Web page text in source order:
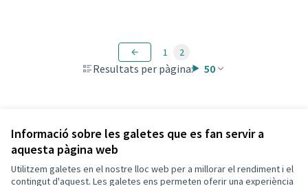
Informació sobre les galetes que es fan servir a
aquesta pàgina web
Utilitzem galetes en el nostre lloc web per a millorar el rendiment i el
contingut d'aquest. Les galetes ens permeten oferir una experiència
Resultats per pàgina: 50
1 2
Veure totes les propostes retirades
Termes i condicions d'ús